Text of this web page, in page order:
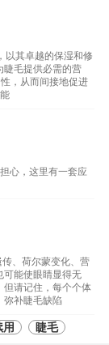
以其卓越的保湿和修
睫毛提供必需的营
，从而间接地促进
心，这里有一套应
、荷尔蒙变化、营
可能使眼睛显得无
但请记住，每个个体
弥补睫毛缺陷
睫毛